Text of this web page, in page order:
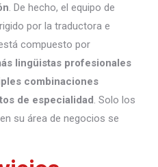
. De hecho, el equipo de
por la traductora e
compuesto por
lingüistas profesionales
combinaciones
de especialidad. Solo los
su área de negocios se